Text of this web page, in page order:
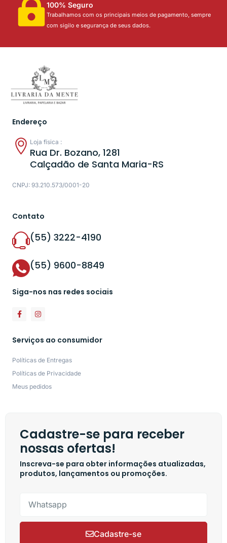
100% Seguro
Trabalhamos com os principais meios de pagamento, sempre
com sigilo e segurança de seus dados.
Endereço
Loja física :
Rua Dr. Bozano, 1281
Calçadão de Santa Maria-RS
CNPJ: 93.210.573/0001-20
Contato
(55) 3222-4190
(55) 9600-8849
Siga-nos nas redes sociais
Serviços ao consumidor
Políticas de Entregas
Políticas de Privacidade
Meus pedidos
Cadastre-se para receber
nossas ofertas!
Inscreva-se para obter informações atualizadas,
produtos, lançamentos ou promoções.
Cadastre-se